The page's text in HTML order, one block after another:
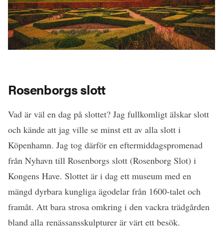
Rosenborgs slott
Vad är väl en dag på slottet? Jag fullkomligt älskar slott
och kände att jag ville se minst ett av alla slott i
Köpenhamn. Jag tog därför en eftermiddagspromenad
från Nyhavn till Rosenborgs slott (Rosenborg Slot) i
Kongens Have. Slottet är i dag ett museum med en
mängd dyrbara kungliga ägodelar från 1600-talet och
framåt. Att bara strosa omkring i den vackra trädgården
bland alla renässansskulpturer är värt ett besök.